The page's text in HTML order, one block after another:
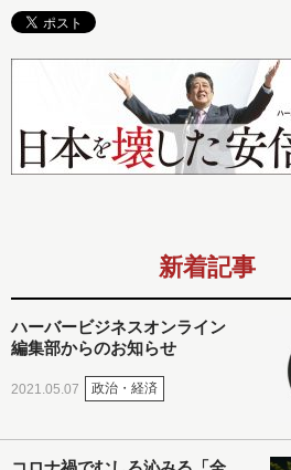
新着記事
ハーバービジネスオンライン
編集部からのお知らせ
2021.05.07 政治・経済